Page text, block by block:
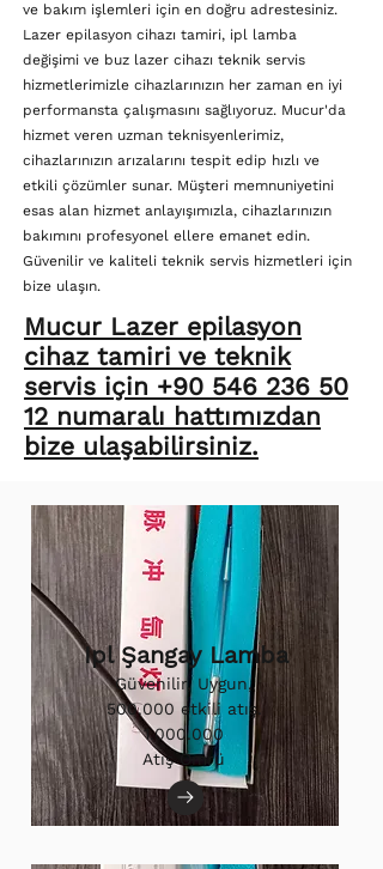
ve bakım işlemleri için en doğru adrestesiniz.
Lazer epilasyon cihazı tamiri, ipl lamba
değişimi ve buz lazer cihazı teknik servis
hizmetlerimizle cihazlarınızın her zaman en iyi
performansta çalışmasını sağlıyoruz. Mucur'da
hizmet veren uzman teknisyenlerimiz,
cihazlarınızın arızalarını tespit edip hızlı ve
etkili çözümler sunar. Müşteri memnuniyetini
esas alan hizmet anlayışımızla, cihazlarınızın
bakımını profesyonel ellere emanet edin.
Güvenilir ve kaliteli teknik servis hizmetleri için
bize ulaşın.
Mucur Lazer epilasyon
cihaz tamiri ve teknik
servis için +90 546 236 50
12 numaralı hattımızdan
bize ulaşabilirsiniz.
Ipl Şangay Lamba
Güvenilir, Uygun,
500.000 etkili atış.
1.000.000
Atış Ömrü